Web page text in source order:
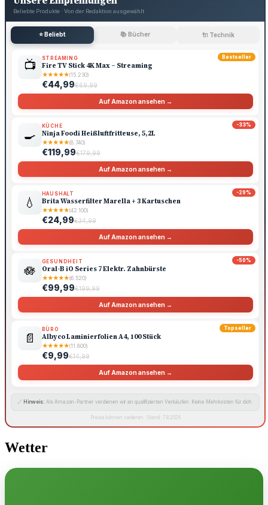
Beliebte Produkte · Von der Redaktion ausgewählt
⭐ Beliebt 📚 Bücher 🔌 Technik
Bestseller
📺 STREAMING
Fire TV Stick 4K Max – Streaming
★★★★★(15.230)
€44,99€69,99
Auf Amazon ansehen →
-33%
🍳
KÜCHE
Ninja Foodi Heißluftfritteuse, 5,2L
★★★★★(8.740)
€119,99€179,99
Auf Amazon ansehen →
-29%
💧
HAUSHALT
Brita Wasserfilter Marella + 3 Kartuschen
★★★★★(42.100)
€24,99€34,99
Auf Amazon ansehen →
-50%
🪷
GESUNDHEIT
Oral-B iO Series 7 Elektr. Zahnbürste
★★★★★(6.520)
€99,99€199,99
Auf Amazon ansehen →
Topseller
📄
BÜRO
Albyco Laminierfolien A4, 100 Stück
★★★★★(11.800)
€9,99€14,99
Auf Amazon ansehen →
🔗 Hinweis: Als Amazon-Partner verdienen wir an qualifizierten Verkäufen. Keine Mehrkosten für dich.
Preise können variieren · Stand: 7.8.2026
Wetter